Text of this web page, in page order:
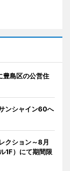
豊島区の公営住
ンシャイン60へ
クション～8月
1F）にて期間限